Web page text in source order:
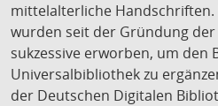
mittelalterliche
wurden seit der Gründung der
sukzessive erworben, um den
Universalbibliothek zu
der Deutschen Digitalen